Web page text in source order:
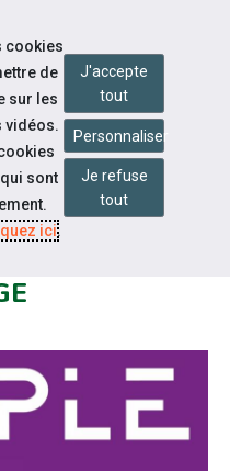
cookies
de
sur les
vidéos.
qui sont
ici.
J'accepte
tout
Personnaliser
Je refuse
tout